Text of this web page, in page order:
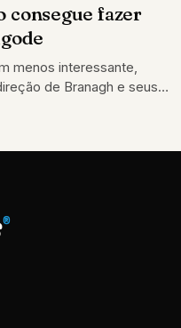
consegue fazer
menos interessante,
de Branagh e seus
®